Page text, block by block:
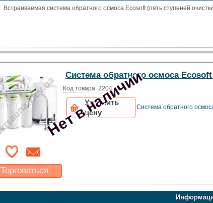
Указать цену
Встраиваемая система обратного осмоса Ecosoft (пять ступеней
Нет в наличии
Торговаться
Какая цена Вас
устроит?
Система обратного осмоса Ecosoft
Код товара: 2204
Уточнить
цену
Система обратного